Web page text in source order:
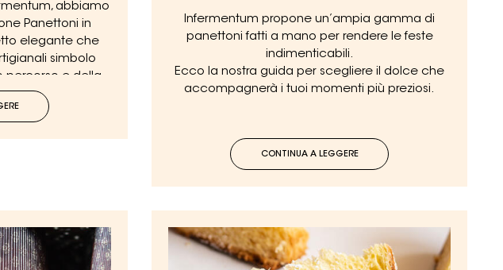
abbiamo
Panettoni in
elegante che
simbolo
percorso e della
Infermentum propone un’ampia gamma di
panettoni fatti a mano per rendere le feste
indimenticabili.
Ecco la nostra guida per scegliere il dolce che
accompagnerà i tuoi momenti più preziosi.
CONTINUA A LEGGERE